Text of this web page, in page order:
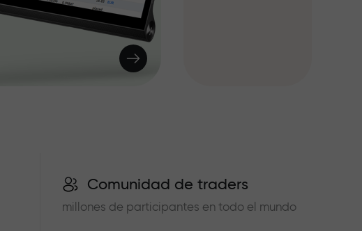
Comunidad de traders
millones de participantes en todo el mundo